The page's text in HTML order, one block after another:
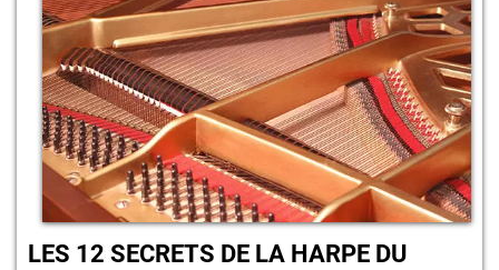
LES 12 SECRETS DE LA HARPE DU